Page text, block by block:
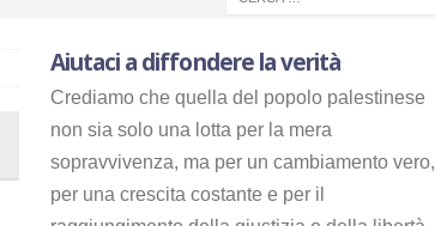
Aiutaci a diffondere la verità
Crediamo che quella del popolo palestinese
non sia solo una lotta per la mera
sopravvivenza, ma per un cambiamento vero,
per una crescita costante e per il